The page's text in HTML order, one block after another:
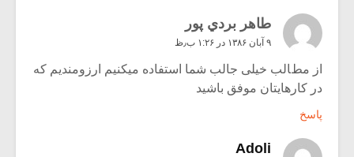
طاهر بردي پور
۹ آبان ۱۳۸۶ در ۱:۲۶ ب٫ظ
از مطالب خیلی جالب شما استفاده میکنیم ارزومندیم که
در کارهایتان موفق باشید
پاسخ
Adoli